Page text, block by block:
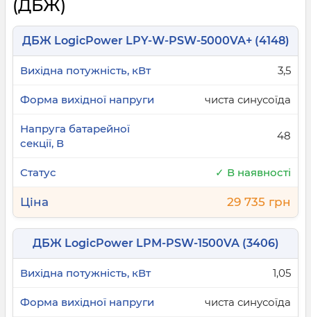
(ДБЖ)
ДБЖ LogicPower LPY-W-PSW-5000VA+ (4148)
3,5
чиста синусоїда
48
✓ В наявності
29 735 грн
ДБЖ LogicPower LPM-PSW-1500VA (3406)
1,05
чиста синусоїда